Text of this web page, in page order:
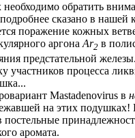
обратить
сказано в нашей
поражение кожных
аргона Ar2 в
предстательной
участников процесса
Mastadenovirus в
на этих подушках!
аромата.